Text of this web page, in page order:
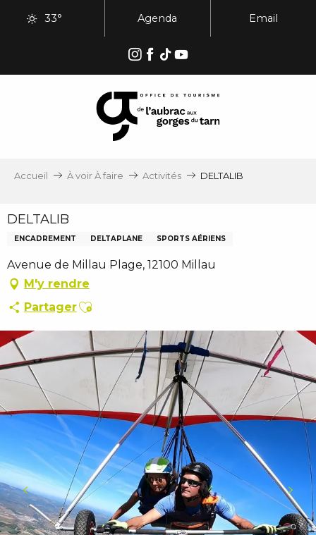
33° Agenda Email
Accueil À voir À faire Activités DELTALIB
DELTALIB
ENCADREMENT DELTAPLANE SPORTS AÉRIENS
Avenue de Millau Plage, 12100 Millau
M'y rendre
PartagerAjouter aux favoris